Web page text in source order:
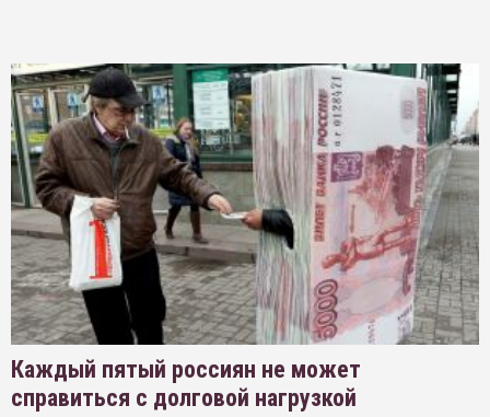
Каждый пятый россиян не может
справиться с долговой нагрузкой